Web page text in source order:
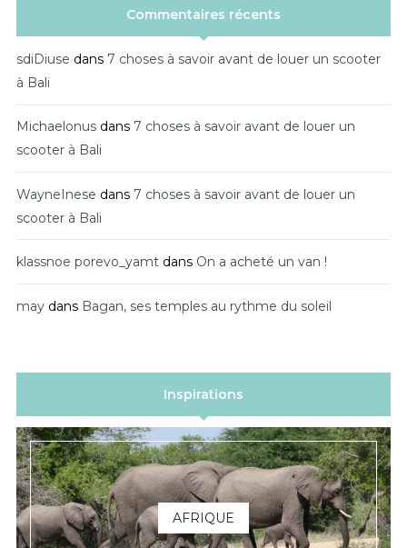
Commentaires récents
sdiDiuse dans 7 choses à savoir avant de louer un scooter
à Bali
Michaelonus dans 7 choses à savoir avant de louer un
scooter à Bali
WayneInese dans 7 choses à savoir avant de louer un
scooter à Bali
klassnoe porevo_yamt dans On a acheté un van !
may dans Bagan, ses temples au rythme du soleil
Inspirations
AFRIQUE